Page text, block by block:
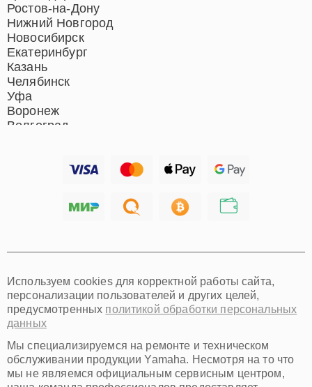
Ростов-на-Дону
Нижний Новгород
Новосибирск
Екатеринбург
Казань
Челябинск
Уфа
Воронеж
Волгоград
Хабаровск
Омск
Красноярск
Пермь
Ульяновск
Киров
Архангельск
Астрахань
Ремонт акустических
систем
Используем cookies для корректной работы сайта,
персонализации пользователей и других целей,
предусмотренных политикой обработки персональных
данных
Мы специализируемся на ремонте и техническом
обслуживании продукции Yamaha. Несмотря на то что
мы не являемся официальным сервисным центром,